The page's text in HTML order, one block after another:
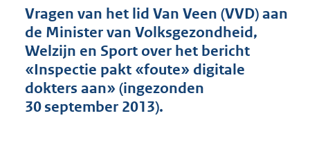
n
d
s
g
r
o
o
Vragen van het lid Van Veen (VVD) aan
de Minister van Volksgezondheid,
Welzijn en Sport over het bericht
«Inspectie pakt «foute» digitale
dokters aan» (ingezonden
30 september 2013).